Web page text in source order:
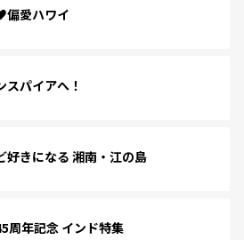
愛ハワイ
スパイアへ！
好きになる 湘南・江の島
周年記念 インド特集